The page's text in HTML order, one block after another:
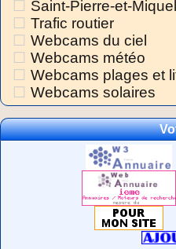
Saint-Pierre-et-
Trafic routier
Webcams du ciel
Webcams météo
Webcams plages et
Webcams solaires